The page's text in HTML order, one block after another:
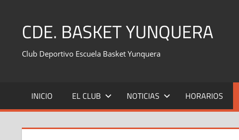
contenidoCDE. BASKET YUNQUERA
Club Deportivo Escuela Basket Yunquera
INICIO EL CLUB NOTICIAS HORARIOS